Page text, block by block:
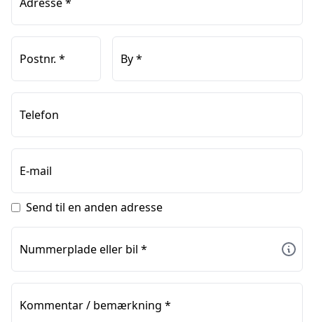
Postnr. * By*
Telefon
E-mail
Send til en anden adresse
Nummerplade eller bil *
Kommentar / bemærkning *